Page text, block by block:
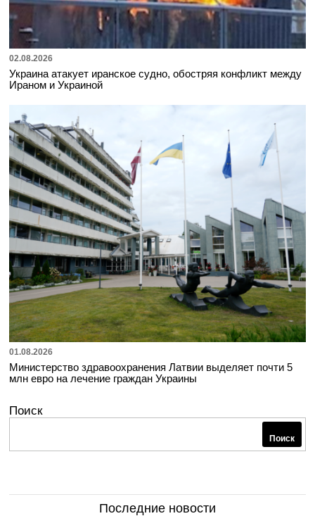
02.08.2026
Украина атакует иранское судно, обостряя конфликт между
Ираном и Украиной
01.08.2026
Министерство здравоохранения Латвии выделяет почти 5
млн евро на лечение граждан Украины
Поиск
Поиск
Последние новости